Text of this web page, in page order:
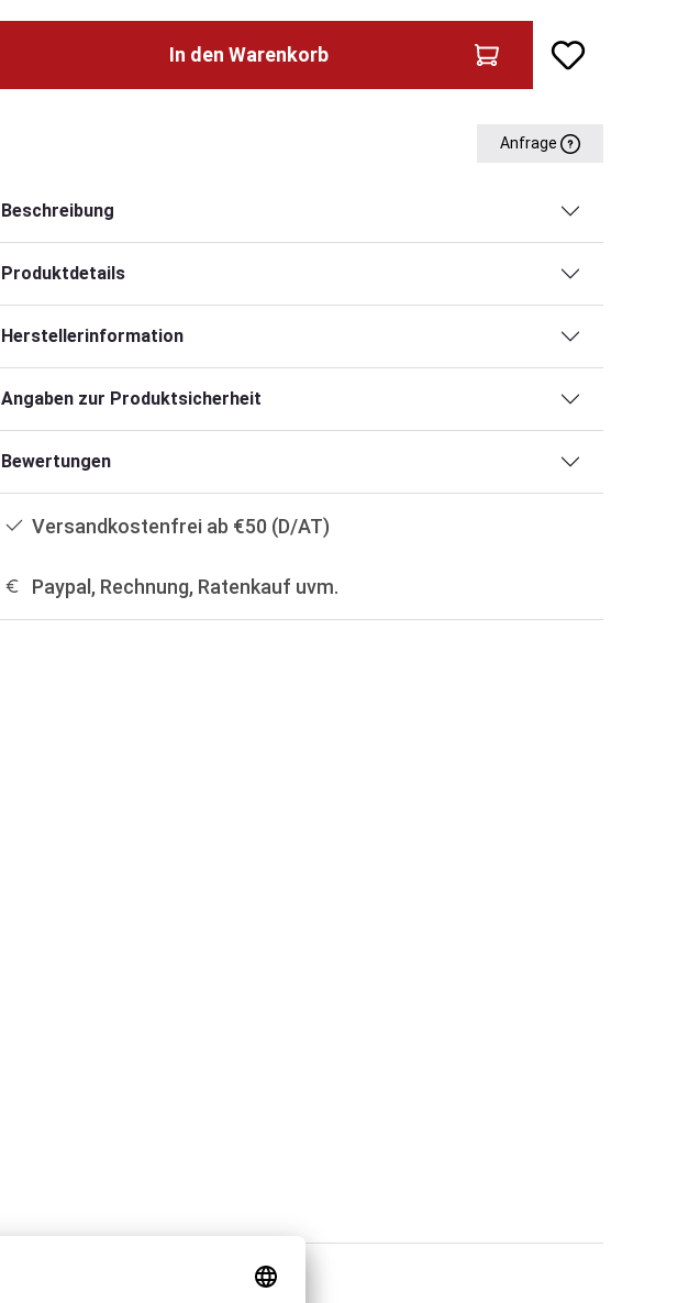
In den Warenkorb
Anfrage
Beschreibung
Produktdetails
Herstellerinformation
Angaben zur Produktsicherheit
Bewertungen
Versandkostenfrei ab €50 (D/AT)
Paypal, Rechnung, Ratenkauf uvm.